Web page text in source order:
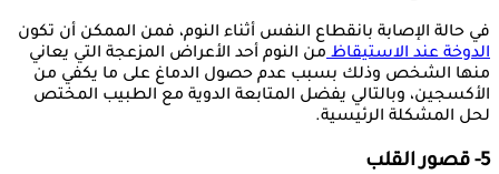
في حالة الإصابة بانقطاع النفس أثناء النوم، فمن الممكن أن تكون
الدوخة عند الاستيقاظمن النوم أحد الأعراض المزعجة التي يعاني
منها الشخص وذلك بسبب عدم حصول الدماغ على ما يكفي من
الأكسجين، وبالتالي يفضل المتابعة الدوية مع الطبيب المختص
لحل المشكلة الرئيسية.
5- قصور القلب